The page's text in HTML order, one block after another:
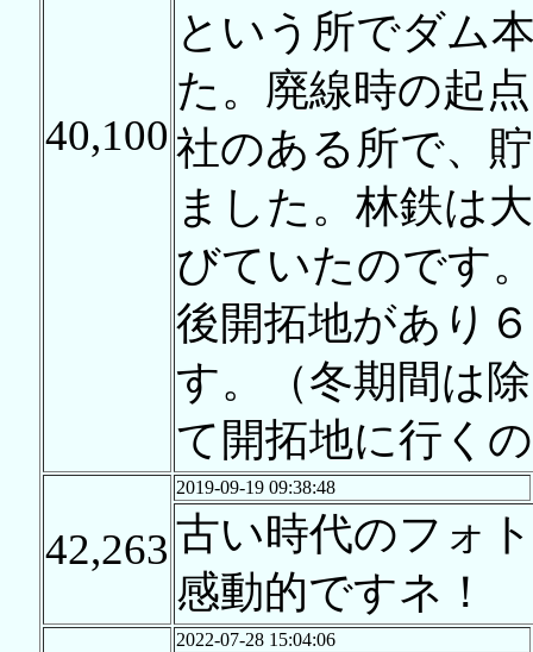
40,100
という所でダム
た。廃線時の起
社のある所で、
ました。林鉄は
びていたのです
後開拓地があり
す。（冬期間は
て開拓地に行く
42,263
2019-09-19 09:38:48
古い時代のフォ
感動的ですネ！
2022-07-28 15:04:06